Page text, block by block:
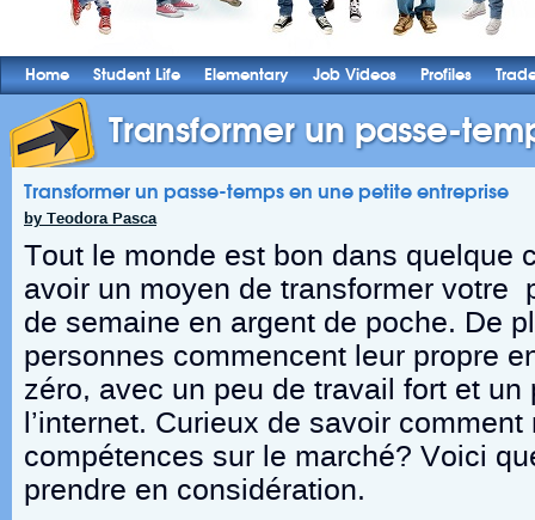
Home Student Life Elementary Job Videos Profiles
Transformer un passe-
Transformer un passe-temps en une petite entreprise
by Teodora Pasca
Tout le monde est bon dans quelque
avoir un moyen de transformer votre
de semaine en argent de poche. De
personnes commencent leur propre
zéro, avec un peu de travail fort et un
l’internet. Curieux de savoir
compétences sur le marché? Voici
prendre en considération.